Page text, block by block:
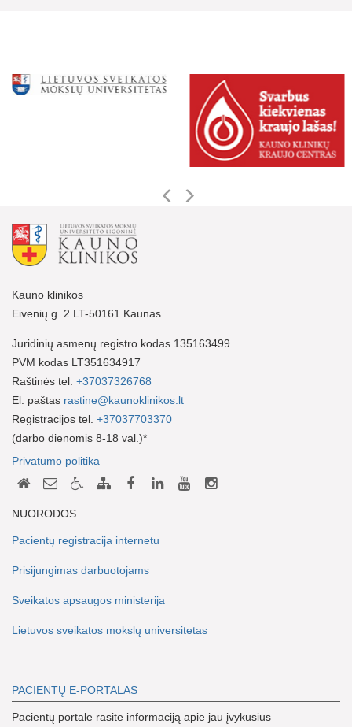
Kauno klinikos
Eivenių g. 2 LT-50161 Kaunas
Juridinių asmenų registro kodas 135163499
PVM kodas LT351634917
Raštinės tel. +37037326768
El. paštas rastine@kaunoklinikos.lt
Registracijos tel. +37037703370
(darbo dienomis 8-18 val.)*
Privatumo politika
NUORODOS
Pacientų registracija internetu
Prisijungimas darbuotojams
Sveikatos apsaugos ministerija
Lietuvos sveikatos mokslų universitetas
PACIENTŲ E-PORTALAS
Pacientų portale rasite informaciją apie jau įvykusius